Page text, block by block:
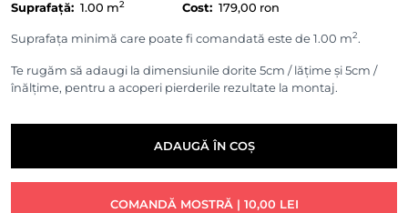
Suprafață: 1.00 m2 Cost: 179,00 ron
Suprafața minimă care poate fi comandată este de 1.00 m2.
Te rugăm să adaugi la dimensiunile dorite 5cm / lățime și 5cm /
înălțime, pentru a acoperi pierderile rezultate la montaj.
ADAUGĂ ÎN COȘ
COMANDĂ MOSTRĂ | 10,00 LEI